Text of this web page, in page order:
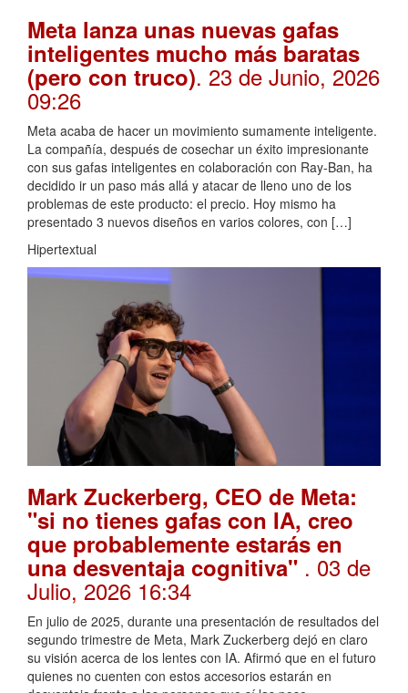
Meta lanza unas nuevas gafas
inteligentes mucho más baratas
(pero con truco). 23 de Junio, 2026
09:26
Meta acaba de hacer un movimiento sumamente inteligente.
La compañía, después de cosechar un éxito impresionante
con sus gafas inteligentes en colaboración con Ray-Ban, ha
decidido ir un paso más allá y atacar de lleno uno de los
problemas de este producto: el precio. Hoy mismo ha
presentado 3 nuevos diseños en varios colores, con […]
Hipertextual
Mark Zuckerberg, CEO de Meta:
"si no tienes gafas con IA, creo
que probablemente estarás en
una desventaja cognitiva" . 03 de
Julio, 2026 16:34
En julio de 2025, durante una presentación de resultados del
segundo trimestre de Meta, Mark Zuckerberg dejó en claro
su visión acerca de los lentes con IA. Afirmó que en el futuro
quienes no cuenten con estos accesorios estarán en